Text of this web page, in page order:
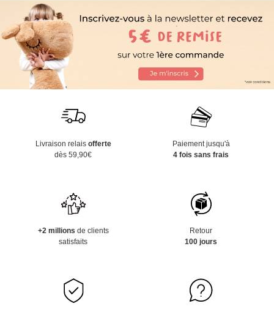
Livraison relais offerte
dès 59,90€
Paiement jusqu'à
4 fois sans frais
+2 millions de clients
satisfaits
Retour
100 jours